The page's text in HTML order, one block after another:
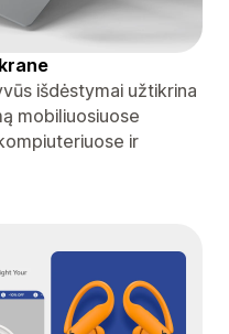
išdėstymai užtikrina
mobiliuosiuose
ir